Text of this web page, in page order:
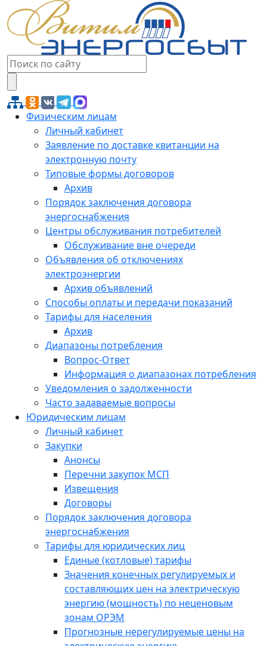
Физическим лицам
Личный кабинет
Заявление по доставке квитанции на
электронную почту
Типовые формы договоров
Архив
Порядок заключения договора
энергоснабжения
Центры обслуживания потребителей
Обслуживание вне очереди
Объявления об отключениях
электроэнергии
Архив объявлений
Способы оплаты и передачи показаний
Тарифы для населения
Архив
Диапазоны потребления
Вопрос-Ответ
Информация о диапазонах потребления
Уведомления о задолженности
Часто задаваемые вопросы
Юридическим лицам
Личный кабинет
Закупки
Анонсы
Перечни закупок МСП
Извещения
Договоры
Порядок заключения договора
энергоснабжения
Тарифы для юридических лиц
Единые (котловые) тарифы
Значения конечных регулируемых и
составляющих цен на электрическую
энергию (мощность) по неценовым
зонам ОРЭМ
Прогнозные нерегулируемые цены на